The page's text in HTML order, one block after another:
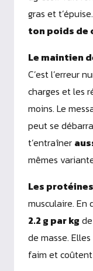
gras et
ton poids de
Le maintien
C’est l’erreur
charges et les
moins. Le
peut se
t’entraîner
mêmes
Les
musculaire. En
2.2 g par kg
de masse.
faim et